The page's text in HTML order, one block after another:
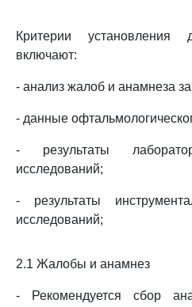
Критерии установления
включают:
- анализ жалоб и анамнеза
- данные
- результаты
исследований;
- результаты
исследований;
2.1 Жалобы и анамнез
- Рекомендуется сбор